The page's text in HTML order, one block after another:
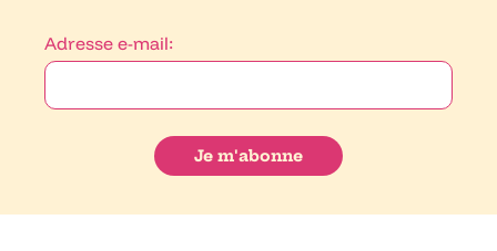
Adresse e-mail: